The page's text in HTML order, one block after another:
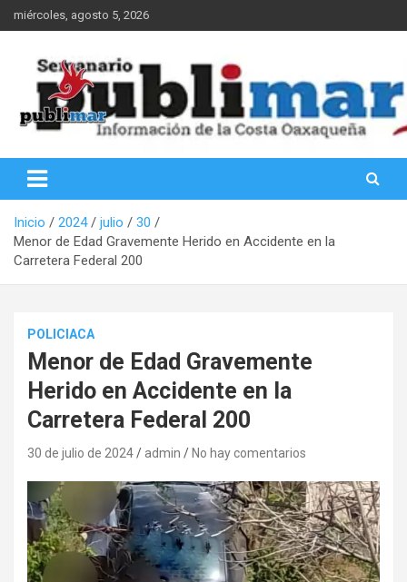
Saltar
al
miércoles, agosto 5, 2026
PubliMar
Inicio 2024 julio
30
Menor de Edad Gravemente Herido en Accidente en la
Carretera Federal 200
POLICIACA
Menor de Edad Gravemente
Herido en Accidente en la
Carretera Federal 200
30 de julio de 2024 admin No hay comentarios